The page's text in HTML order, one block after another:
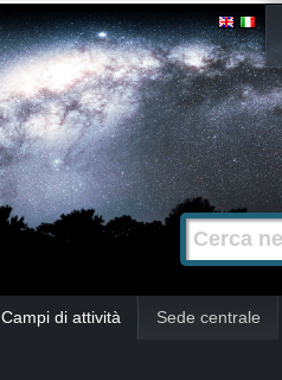
Cerca nel
Campi di attività Sede centrale